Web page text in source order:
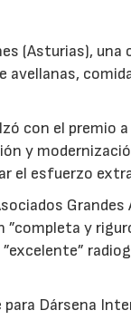
(Asturias),
avellanas,
con el premio a
y
el esfuerzo
y
para Dársena